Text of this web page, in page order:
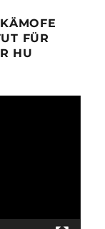
FÜR
HU